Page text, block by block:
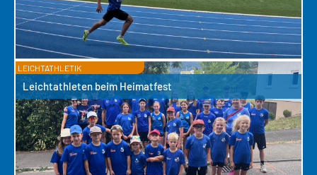
LEICHTATHLETIK
Leichtathleten beim Heimatfest